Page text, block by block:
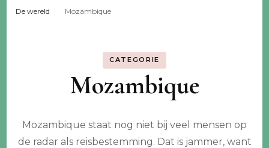
De wereld
Mozambique
CATEGORIE
Mozambique
Mozambique staat nog niet bij veel mensen op
de radar als reisbestemming. Dat is jammer, want